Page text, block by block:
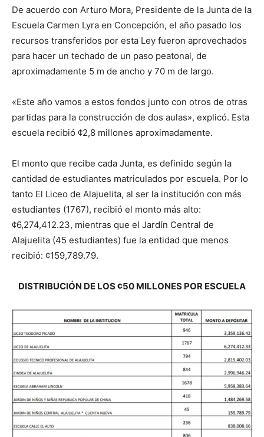
De acuerdo con Arturo Mora, Presidente de la Junta de la
Escuela Carmen Lyra en Concepción, el año pasado los
recursos transferidos por esta Ley fueron aprovechados
para hacer un techado de un paso peatonal, de
aproximadamente 5 m de ancho y 70 m de largo.
«Este año vamos a estos fondos junto con otros de otras
partidas para la construcción de dos aulas», explicó. Esta
escuela recibió ¢2,8 millones aproximadamente.
El monto que recibe cada Junta, es definido según la
cantidad de estudiantes matriculados por escuela. Por lo
tanto El Liceo de Alajuelita, al ser la institución con más
estudiantes (1767), recibió el monto más alto:
¢6,274,412.23, mientras que el Jardín Central de
Alajuelita (45 estudiantes) fue la entidad que menos
recibió: ¢159,789.79.
DISTRIBUCIÓN DE LOS ¢50 MILLONES POR ESCUELA